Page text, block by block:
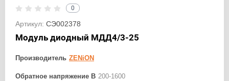
0
Артикул: СЭ002378
Модуль диодный МДД4/3-25
Производитель ZENiON
Обратное напряжение В 200-1600